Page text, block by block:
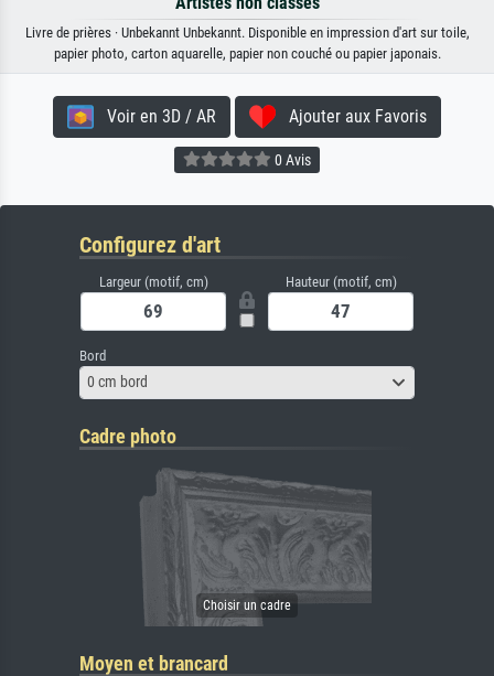
Livre de prières · Unbekannt Unbekannt. Disponible en impression d'art sur toile,
papier photo, carton aquarelle, papier non couché ou papier japonais.
Voir en 3D / AR Ajouter aux Favoris
0 Avis
Configurez d'art
Largeur (motif, cm) Hauteur (motif, cm)
Bord
0 cm bord
Cadre photo
Moyen et brancard